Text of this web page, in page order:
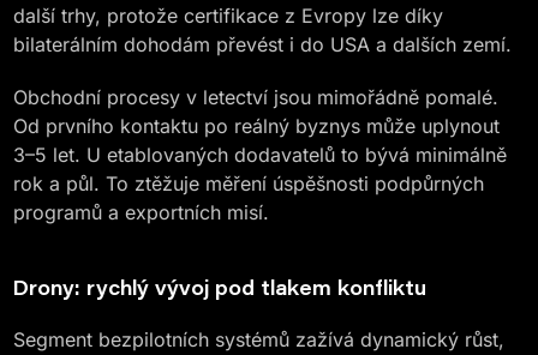
další trhy, protože certifikace z Evropy lze díky
bilaterálním dohodám převést i do USA a dalších zemí.
Obchodní procesy v letectví jsou mimořádně pomalé.
Od prvního kontaktu po reálný byznys může uplynout
3–5 let. U etablovaných dodavatelů to bývá minimálně
rok a půl. To ztěžuje měření úspěšnosti podpůrných
programů a exportních misí.
Drony: rychlý vývoj pod tlakem konfliktu
Segment bezpilotních systémů zažívá dynamický růst,